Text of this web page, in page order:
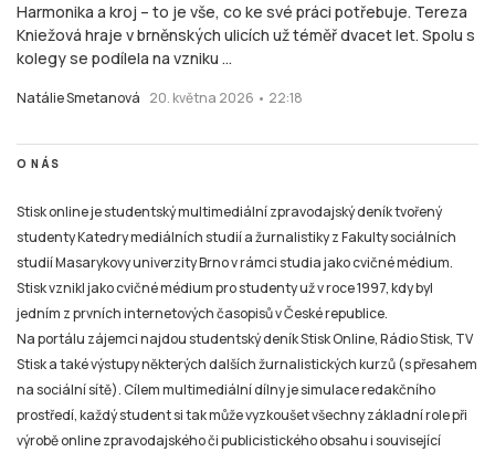
Harmonika a kroj – to je vše, co ke své práci potřebuje. Tereza
Kniežová hraje v brněnských ulicích už téměř dvacet let. Spolu s
kolegy se podílela na vzniku ...
Natálie Smetanová 20. května 2026 • 22:18
O NÁS
Stisk online je studentský multimediální zpravodajský deník tvořený
studenty Katedry mediálních studií a žurnalistiky z Fakulty sociálních
studií Masarykovy univerzity Brno v rámci studia jako cvičné médium.
Stisk vznikl jako cvičné médium pro studenty už v roce 1997, kdy byl
jedním z prvních internetových časopisů v České republice.
Na portálu zájemci najdou studentský deník Stisk Online, Rádio Stisk, TV
Stisk a také výstupy některých dalších žurnalistických kurzů (s přesahem
na sociální sítě). Cílem multimediální dílny je simulace redakčního
prostředí, každý student si tak může vyzkoušet všechny základní role při
výrobě online zpravodajského či publicistického obsahu i související